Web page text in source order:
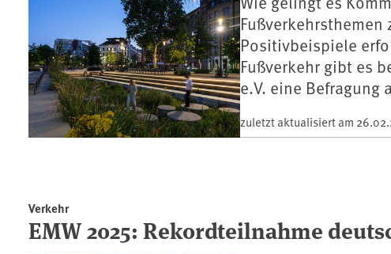
Positivbeispiele
Fußverkehr gibt es
e.V. eine
zuletzt aktualisiert am
Verkehr
EMW 2025: Rekordteilnahme